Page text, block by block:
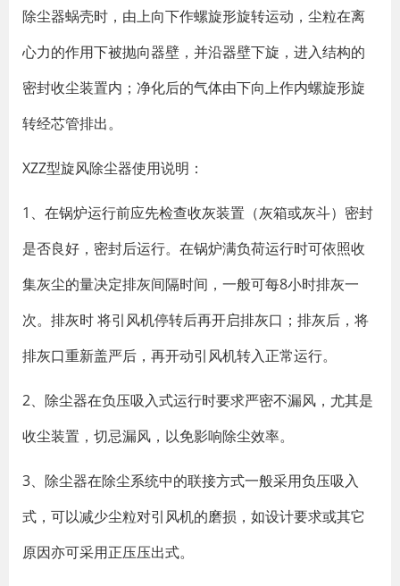
除尘器蜗壳时，由上向下作螺旋形旋转运动，尘粒在离
心力的作用下被抛向器壁，并沿器壁下旋，进入结构的
密封收尘装置内；净化后的气体由下向上作内螺旋形旋
转经芯管排出。
XZZ型旋风除尘器使用说明：
1、在锅炉运行前应先检查收灰装置（灰箱或灰斗）密封
是否良好，密封后运行。在锅炉满负荷运行时可依照收
集灰尘的量决定排灰间隔时间，一般可每8小时排灰一
次。排灰时 将引风机停转后再开启排灰口；排灰后，将
排灰口重新盖严后，再开动引风机转入正常运行。
2、除尘器在负压吸入式运行时要求严密不漏风，尤其是
收尘装置，切忌漏风，以免影响除尘效率。
3、除尘器在除尘系统中的联接方式一般采用负压吸入
式，可以减少尘粒对引风机的磨损，如设计要求或其它
原因亦可采用正压压出式。